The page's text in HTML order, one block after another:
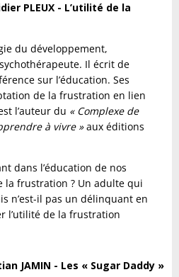
PLEUX - L’utilité de la
du développement,
Il écrit de
sur l’éducation. Ses
de la frustration en lien
l’auteur du « Complexe de
à vivre »aux éditions
dans l’éducation de nos
frustration ? Un adulte qui
n’est-il pas un délinquant en
l’utilité de la frustration
JAMIN - Les « Sugar Daddy »